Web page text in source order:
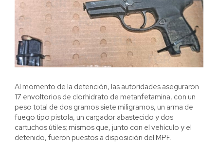
Al momento de la detención, las autoridades aseguraron
17 envoltorios de clorhidrato de metanfetamina, con un
peso total de dos gramos siete miligramos, un arma de
fuego tipo pistola, un cargador abastecido y dos
cartuchos útiles; mismos que, junto con el vehículo y el
detenido, fueron puestos a disposición del MPF.